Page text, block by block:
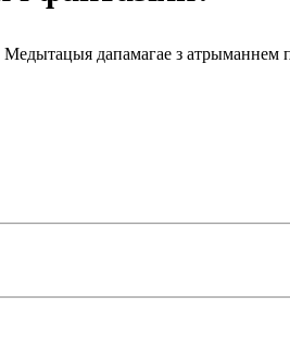
дапамагае з атрыманнем